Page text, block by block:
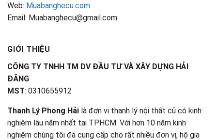
Web: Muabanghecu.com
Email: Muabanghecu@gmail.com
GIỚI THIỆU
CÔNG TY TNHH TM DV ĐẦU TƯ VÀ XÂY DỰNG HẢI
ĐĂNG
MST: 0310655912
Thanh Lý Phong Hải là đơn vị thanh lý nội thất cũ có kinh
nghiệm lâu năm nhất tại TPHCM. Với hơn 10 năm kinh
nghiệm chúng tôi đã cung cấp cho rất nhiều đơn vị, hộ gia